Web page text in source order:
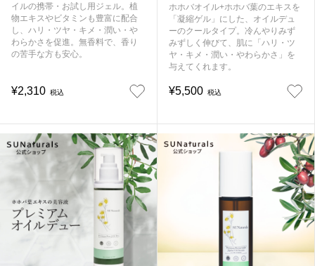
イルの携帯・お試し用ジェル。植
物エキスやビタミンも豊富に配合
し、ハリ・ツヤ・キメ・潤い・や
わらかさを促進。無香料で、香り
の苦手な方も安心。
¥2,310 税込
ホホバオイル+ホホバ葉のエキスを
「凝縮ゲル」にした、オイルデュ
ーのクールタイプ。冷んやりみず
みずしく伸びて、肌に「ハリ・ツ
ヤ・キメ・潤い・やわらかさ」を
与えてくれます。
¥5,500 税込